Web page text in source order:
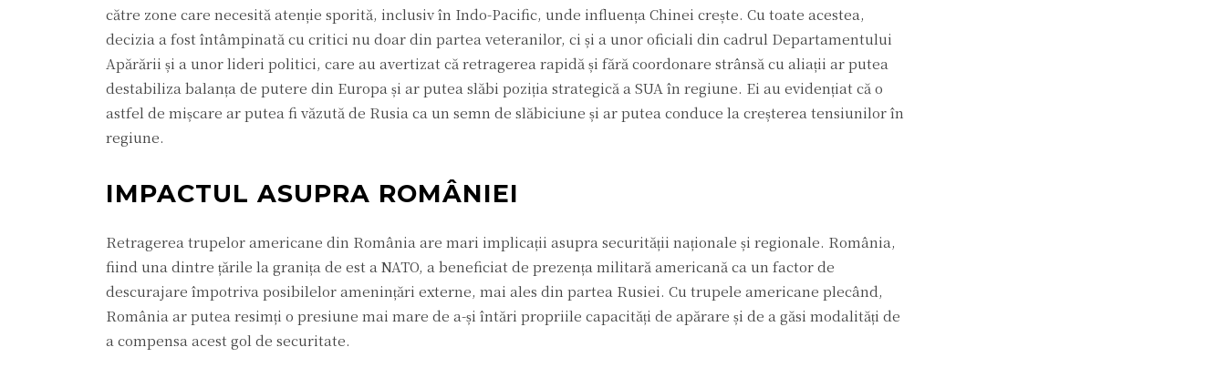
către zone care necesită atenție sporită, inclusiv în Indo-Pacific, unde influența Chinei crește. Cu toate acestea,
decizia a fost întâmpinată cu critici nu doar din partea veteranilor, ci și a unor oficiali din cadrul Departamentului
Apărării și a unor lideri politici, care au avertizat că retragerea rapidă și fără coordonare strânsă cu aliații ar putea
destabiliza balanța de putere din Europa și ar putea slăbi poziția strategică a SUA în regiune. Ei au evidențiat că o
astfel de mișcare ar putea fi văzută de Rusia ca un semn de slăbiciune și ar putea conduce la creșterea tensiunilor în
regiune.
IMPACTUL ASUPRA ROMÂNIEI
Retragerea trupelor americane din România are mari implicații asupra securității naționale și regionale. România,
fiind una dintre țările la granița de est a NATO, a beneficiat de prezența militară americană ca un factor de
descurajare împotriva posibilelor amenințări externe, mai ales din partea Rusiei. Cu trupele americane plecând,
România ar putea resimți o presiune mai mare de a-și întări propriile capacități de apărare și de a găsi modalități de
a compensa acest gol de securitate.